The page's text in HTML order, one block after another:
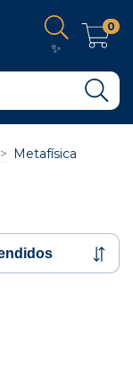
✨
0
> Metafísica